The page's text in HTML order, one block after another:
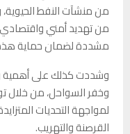
من منشآت النفط
من تهديد أمني واقتصادي
مشددة لضمان حماية هذه
وشددت كذلك على أهمية
وخفر السواحل، من خلال
لمواجهة التحديات
القرصنة والتهريب.